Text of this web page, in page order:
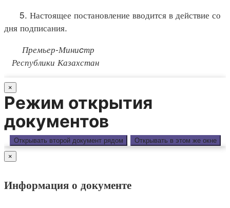
5. Настоящее постановление вводится в действие со
дня подписания.
Премьер-Миниcтр
Республики Казахстан
×
Режим открытия
документов
Открывать второй документ рядом Открывать в этом же окне
×
Информация о документе